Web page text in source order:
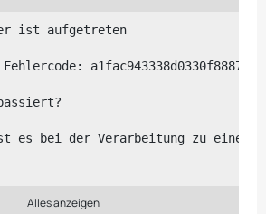
Alles anzeigen